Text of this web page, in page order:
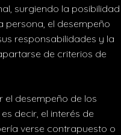
surgiendo la posibilidad
persona, el desempeño
responsabilidades y la
de criterios de
el desempeño de los
decir, el interés de
verse contrapuesto o